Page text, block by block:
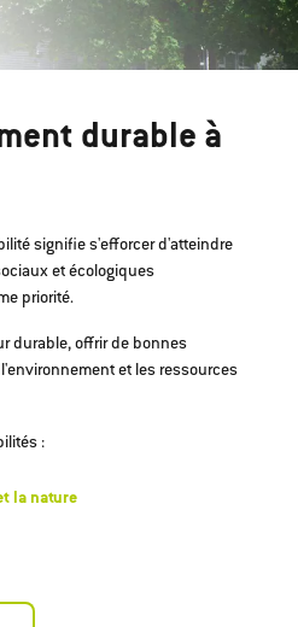
durable à
signifie s'efforcer d'atteindre
et écologiques
priorité.
durable, offrir de bonnes
et les ressources
:
la nature